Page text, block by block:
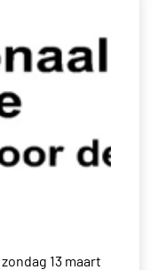
13 maart